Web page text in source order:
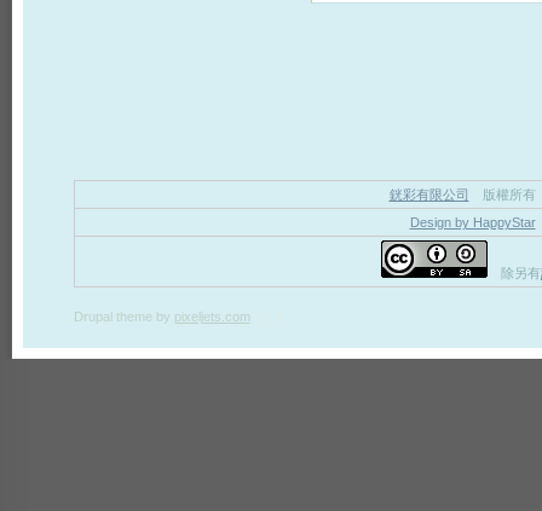
銧彩有限公司
版權所有
Design by HappyStar
除另有
Drupal theme by pixeljets.com